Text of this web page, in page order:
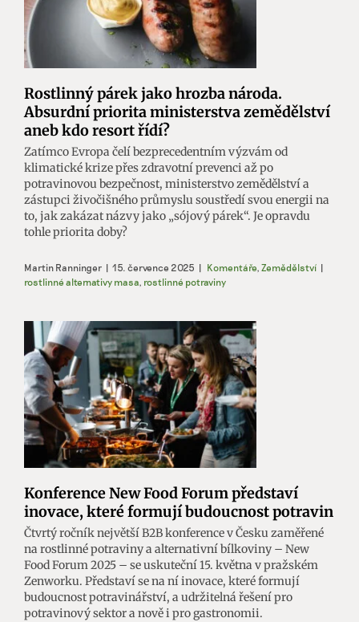
Rostlinný párek jako hrozba národa.
Absurdní priorita ministerstva zemědělství
aneb kdo resort řídí?
Zatímco Evropa čelí bezprecedentním výzvám od
klimatické krize přes zdravotní prevenci až po
potravinovou bezpečnost, ministerstvo zemědělství a
zástupci živočišného průmyslu soustředí svou energii na
to, jak zakázat názvy jako „sójový párek“. Je opravdu
tohle priorita doby?
Martin Ranninger | 15. července 2025 | Komentáře, Zemědělství |
rostlinné alternativy masa, rostlinné potraviny
Konference New Food Forum představí
inovace, které formují budoucnost potravin
Čtvrtý ročník největší B2B konference v Česku zaměřené
na rostlinné potraviny a alternativní bílkoviny – New
Food Forum 2025 – se uskuteční 15. května v pražském
Zenworku. Představí se na ní inovace, které formují
budoucnost potravinářství, a udržitelná řešení pro
potravinový sektor a nově i pro gastronomii.